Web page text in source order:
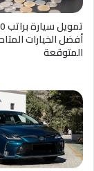
أفضل الخيارات
المتوقعة